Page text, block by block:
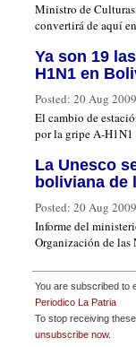
Ministro de
convertirá de aquí
Ya son 19
H1N1 en
Posted: 20 Aug
El cambio de
por la gripe A-H1N1
La Unesco
boliviana de
Posted: 20 Aug
Informe del
Organización de las
You are subscribed to
Periodico La Patria
To stop receiving
unsubscribe now.